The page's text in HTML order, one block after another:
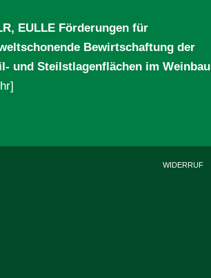
EULLE Förderungen für
Bewirtschaftung der
und Steilstlagenflächen im Weinbau
WIDERRUF